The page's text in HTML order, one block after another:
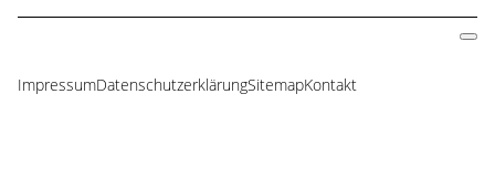
Navigation
ImpressumDatenschutzerklärungSitemapKontakt